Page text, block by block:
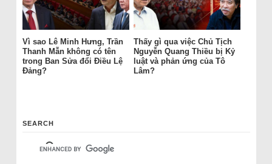
Vì sao Lê Minh Hưng, Trần
Thanh Mẫn không có tên
trong Ban Sửa đổi Điều Lệ
Đảng?
Thấy gì qua việc Chủ Tịch
Nguyễn Quang Thiều bị Kỷ
luật và phản ứng của Tô
Lâm?
SEARCH